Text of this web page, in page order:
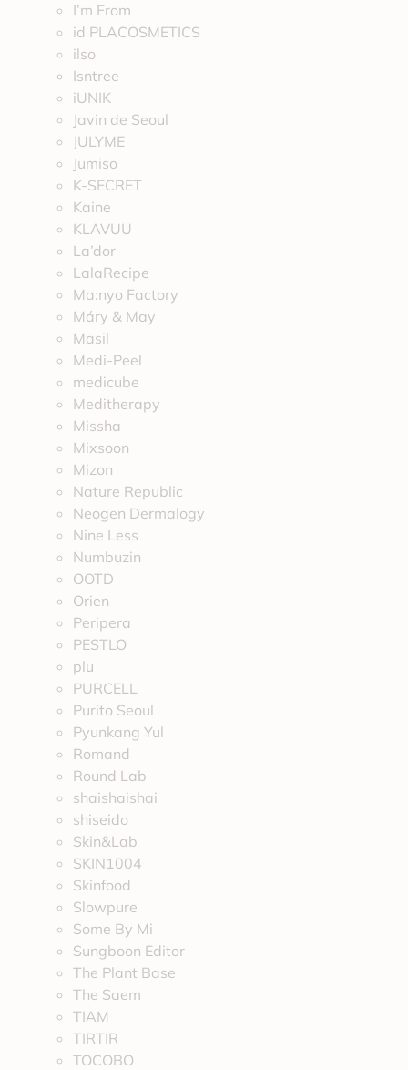
I’m From
id PLACOSMETICS
ilso
Isntree
iUNIK
Javin de Seoul
JULYME
Jumiso
K-SECRET
Kaine
KLAVUU
La’dor
LalaRecipe
Ma:nyo Factory
Máry & May
Masil
Medi-Peel
medicube
Meditherapy
Missha
Mixsoon
Mizon
Nature Republic
Neogen Dermalogy
Nine Less
Numbuzin
OOTD
Orien
Peripera
PESTLO
plu
PURCELL
Purito Seoul
Pyunkang Yul
Romand
Round Lab
shaishaishai
shiseido
Skin&Lab
SKIN1004
Skinfood
Slowpure
Some By Mi
Sungboon Editor
The Plant Base
The Saem
TIAM
TIRTIR
TOCOBO